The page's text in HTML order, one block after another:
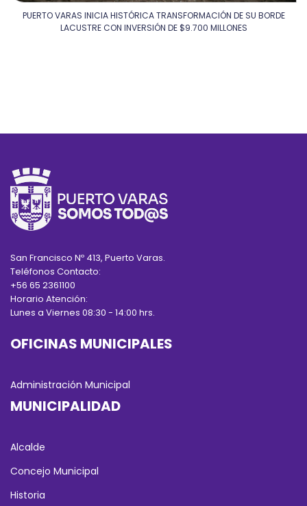
PUERTO VARAS INICIA HISTÓRICA TRANSFORMACIÓN DE SU BORDE
LACUSTRE CON INVERSIÓN DE $9.700 MILLONES
San Francisco Nº 413, Puerto Varas.
Teléfonos Contacto:
+56 65 2361100
Horario Atención:
Lunes a Viernes 08:30 - 14:00 hrs.
OFICINAS MUNICIPALES
Administración Municipal
MUNICIPALIDAD
Alcalde
Concejo Municipal
Historia